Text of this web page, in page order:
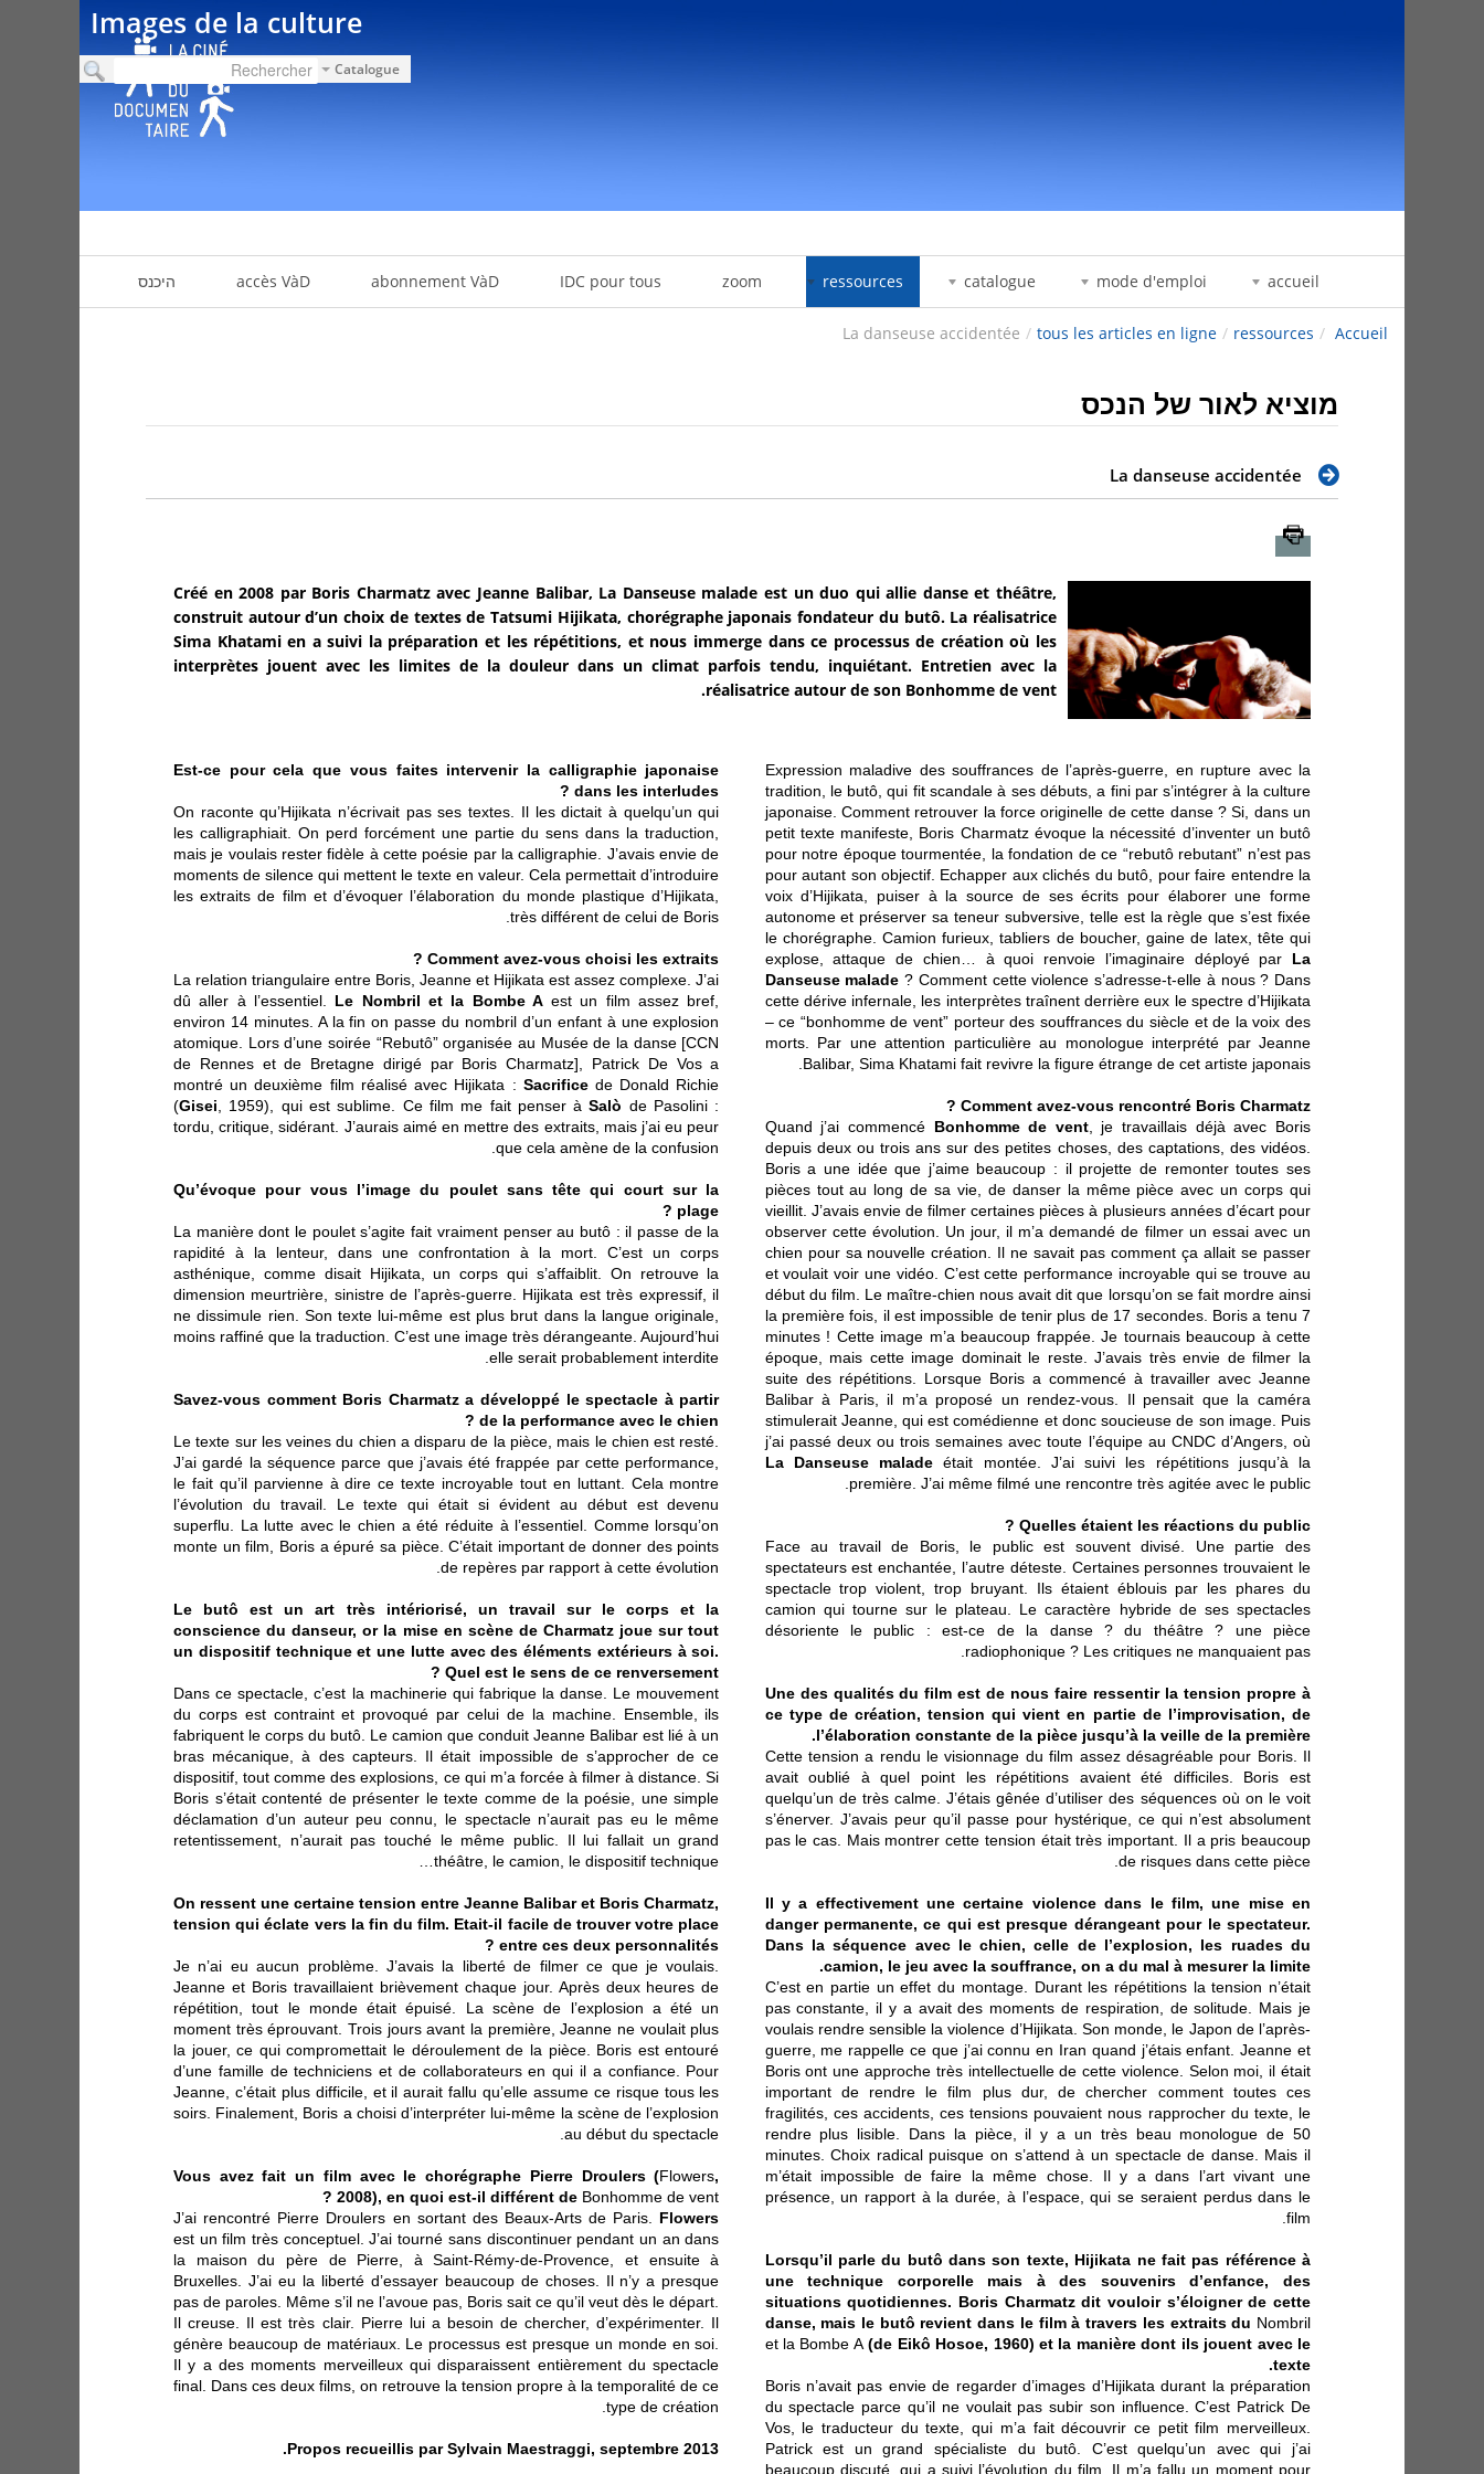
Images de la culture
Catalogue
accueil
mode d'emploi
catalogue
ressources
zoom
IDC pour tous
abonnement VàD
accès VàD היכנס
Accueil
/
ressources
/
tous les articles en ligne
/
La danseuse accidentée
מוציא לאור של הנכס
La danseuse accidentée
Créé en 2008 par Boris Charmatz avec Jeanne Balibar, La Danseuse malade est un duo qui allie danse et théâtre,
construit autour d’un choix de textes de Tatsumi Hijikata, chorégraphe japonais fondateur du butô. La réalisatrice
Sima Khatami en a suivi la préparation et les répétitions, et nous immerge dans ce processus de création où les
interprètes jouent avec les limites de la douleur dans un climat parfois tendu, inquiétant. Entretien avec la
réalisatrice autour de son Bonhomme de vent.
Expression maladive des souffrances de l’après-guerre, en rupture avec la
tradition, le butô, qui fit scandale à ses débuts, a fini par s’intégrer à la culture
japonaise. Comment retrouver la force originelle de cette danse ? Si, dans un
petit texte manifeste, Boris Charmatz évoque la nécessité d’inventer un butô
pour notre époque tourmentée, la fondation de ce “rebutô rebutant” n’est pas
pour autant son objectif. Echapper aux clichés du butô, pour faire entendre la
voix d’Hijikata, puiser à la source de ses écrits pour élaborer une forme
autonome et préserver sa teneur subversive, telle est la règle que s’est fixée
le chorégraphe. Camion furieux, tabliers de boucher, gaine de latex, tête qui
explose, attaque de chien… à quoi renvoie l’imaginaire déployé par La
Danseuse malade ? Comment cette violence s’adresse-t-elle à nous ? Dans
cette dérive infernale, les interprètes traînent derrière eux le spectre d’Hijikata
– ce “bonhomme de vent” porteur des souffrances du siècle et de la voix des
morts. Par une attention particulière au monologue interprété par Jeanne
Balibar, Sima Khatami fait revivre la figure étrange de cet artiste japonais.
Comment avez-vous rencontré Boris Charmatz ?
Quand j’ai commencé Bonhomme de vent, je travaillais déjà avec Boris
depuis deux ou trois ans sur des petites choses, des captations, des vidéos.
Boris a une idée que j’aime beaucoup : il projette de remonter toutes ses
pièces tout au long de sa vie, de danser la même pièce avec un corps qui
vieillit. J’avais envie de filmer certaines pièces à plusieurs années d’écart pour
observer cette évolution. Un jour, il m’a demandé de filmer un essai avec un
chien pour sa nouvelle création. Il ne savait pas comment ça allait se passer
et voulait voir une vidéo. C’est cette performance incroyable qui se trouve au
début du film. Le maître-chien nous avait dit que lorsqu’on se fait mordre ainsi
la première fois, il est impossible de tenir plus de 17 secondes. Boris a tenu 7
minutes ! Cette image m’a beaucoup frappée. Je tournais beaucoup à cette
époque, mais cette image dominait le reste. J’avais très envie de filmer la
suite des répétitions. Lorsque Boris a commencé à travailler avec Jeanne
Balibar à Paris, il m’a proposé un rendez-vous. Il pensait que la caméra
stimulerait Jeanne, qui est comédienne et donc soucieuse de son image. Puis
j’ai passé deux ou trois semaines avec toute l’équipe au CNDC d’Angers, où
La Danseuse malade était montée. J’ai suivi les répétitions jusqu’à la
première. J’ai même filmé une rencontre très agitée avec le public.
Quelles étaient les réactions du public ?
Face au travail de Boris, le public est souvent divisé. Une partie des
spectateurs est enchantée, l’autre déteste. Certaines personnes trouvaient le
spectacle trop violent, trop bruyant. Ils étaient éblouis par les phares du
camion qui tourne sur le plateau. Le caractère hybride de ses spectacles
désoriente le public : est-ce de la danse ? du théâtre ? une pièce
radiophonique ? Les critiques ne manquaient pas.
Une des qualités du film est de nous faire ressentir la tension propre à
ce type de création, tension qui vient en partie de l’improvisation, de
l’élaboration constante de la pièce jusqu’à la veille de la première.
Cette tension a rendu le visionnage du film assez désagréable pour Boris. Il
avait oublié à quel point les répétitions avaient été difficiles. Boris est
quelqu’un de très calme. J’étais gênée d’utiliser des séquences où on le voit
s’énerver. J’avais peur qu’il passe pour hystérique, ce qui n’est absolument
pas le cas. Mais montrer cette tension était très important. Il a pris beaucoup
de risques dans cette pièce.
Il y a effectivement une certaine violence dans le film, une mise en
danger permanente, ce qui est presque dérangeant pour le spectateur.
Dans la séquence avec le chien, celle de l’explosion, les ruades du
camion, le jeu avec la souffrance, on a du mal à mesurer la limite.
C’est en partie un effet du montage. Durant les répétitions la tension n’était
pas constante, il y a avait des moments de respiration, de solitude. Mais je
voulais rendre sensible la violence d’Hijikata. Son monde, le Japon de l’après-
guerre, me rappelle ce que j’ai connu en Iran quand j’étais enfant. Jeanne et
Boris ont une approche très intellectuelle de cette violence. Selon moi, il était
important de rendre le film plus dur, de chercher comment toutes ces
fragilités, ces accidents, ces tensions pouvaient nous rapprocher du texte, le
rendre plus lisible. Dans la pièce, il y a un très beau monologue de 50
minutes. Choix radical puisque on s’attend à un spectacle de danse. Mais il
m’était impossible de faire la même chose. Il y a dans l’art vivant une
présence, un rapport à la durée, à l’espace, qui se seraient perdus dans le
film.
Lorsqu’il parle du butô dans son texte, Hijikata ne fait pas référence à
une technique corporelle mais à des souvenirs d’enfance, des
situations quotidiennes. Boris Charmatz dit vouloir s’éloigner de cette
danse, mais le butô revient dans le film à travers les extraits du Nombril
et la Bombe A(de Eikô Hosoe, 1960) et la manière dont ils jouent avec le
texte.
Boris n’avait pas envie de regarder d’images d’Hijikata durant la préparation
du spectacle parce qu’il ne voulait pas subir son influence. C’est Patrick De
Vos, le traducteur du texte, qui m’a fait découvrir ce petit film merveilleux.
Patrick est un grand spécialiste du butô. C’est quelqu’un avec qui j’ai
beaucoup discuté, qui a suivi l’évolution du film. Il m’a fallu un moment pour
Est-ce pour cela que vous faites intervenir la calligraphie japonaise
dans les interludes ?
On raconte qu’Hijikata n’écrivait pas ses textes. Il les dictait à quelqu’un qui
les calligraphiait. On perd forcément une partie du sens dans la traduction,
mais je voulais rester fidèle à cette poésie par la calligraphie. J’avais envie de
moments de silence qui mettent le texte en valeur. Cela permettait d’introduire
les extraits de film et d’évoquer l’élaboration du monde plastique d’Hijikata,
très différent de celui de Boris.
Comment avez-vous choisi les extraits ?
La relation triangulaire entre Boris, Jeanne et Hijikata est assez complexe. J’ai
dû aller à l’essentiel. Le Nombril et la Bombe Aest un film assez bref,
environ 14 minutes. A la fin on passe du nombril d’un enfant à une explosion
atomique. Lors d’une soirée “Rebutô” organisée au Musée de la danse [CCN
de Rennes et de Bretagne dirigé par Boris Charmatz], Patrick De Vos a
montré un deuxième film réalisé avec Hijikata : Sacrificede Donald Richie
(Gisei , 1959), qui est sublime. Ce film me fait penser àSalò de Pasolini :
tordu, critique, sidérant. J’aurais aimé en mettre des extraits, mais j’ai eu peur
que cela amène de la confusion.
Qu’évoque pour vous l’image du poulet sans tête qui court sur la
plage ?
La manière dont le poulet s’agite fait vraiment penser au butô : il passe de la
rapidité à la lenteur, dans une confrontation à la mort. C’est un corps
asthénique, comme disait Hijikata, un corps qui s’affaiblit. On retrouve la
dimension meurtrière, sinistre de l’après-guerre. Hijikata est très expressif, il
ne dissimule rien. Son texte lui-même est plus brut dans la langue originale,
moins raffiné que la traduction. C’est une image très dérangeante. Aujourd’hui
elle serait probablement interdite.
Savez-vous comment Boris Charmatz a développé le spectacle à partir
de la performance avec le chien ?
Le texte sur les veines du chien a disparu de la pièce, mais le chien est resté.
J’ai gardé la séquence parce que j’avais été frappée par cette performance,
le fait qu’il parvienne à dire ce texte incroyable tout en luttant. Cela montre
l’évolution du travail. Le texte qui était si évident au début est devenu
superflu. La lutte avec le chien a été réduite à l’essentiel. Comme lorsqu’on
monte un film, Boris a épuré sa pièce. C’était important de donner des points
de repères par rapport à cette évolution.
Le butô est un art très intériorisé, un travail sur le corps et la
conscience du danseur, or la mise en scène de Charmatz joue sur tout
un dispositif technique et une lutte avec des éléments extérieurs à soi.
Quel est le sens de ce renversement ?
Dans ce spectacle, c’est la machinerie qui fabrique la danse. Le mouvement
du corps est contraint et provoqué par celui de la machine. Ensemble, ils
fabriquent le corps du butô. Le camion que conduit Jeanne Balibar est lié à un
bras mécanique, à des capteurs. Il était impossible de s’approcher de ce
dispositif, tout comme des explosions, ce qui m’a forcée à filmer à distance. Si
Boris s’était contenté de présenter le texte comme de la poésie, une simple
déclamation d’un auteur peu connu, le spectacle n’aurait pas eu le même
retentissement, n’aurait pas touché le même public. Il lui fallait un grand
théâtre, le camion, le dispositif technique…
On ressent une certaine tension entre Jeanne Balibar et Boris Charmatz,
tension qui éclate vers la fin du film. Etait-il facile de trouver votre place
entre ces deux personnalités ?
Je n’ai eu aucun problème. J’avais la liberté de filmer ce que je voulais.
Jeanne et Boris travaillaient brièvement chaque jour. Après deux heures de
répétition, tout le monde était épuisé. La scène de l’explosion a été un
moment très éprouvant. Trois jours avant la première, Jeanne ne voulait plus
la jouer, ce qui compromettait le déroulement de la pièce. Boris est entouré
d’une famille de techniciens et de collaborateurs en qui il a confiance. Pour
Jeanne, c’était plus difficile, et il aurait fallu qu’elle assume ce risque tous les
soirs. Finalement, Boris a choisi d’interpréter lui-même la scène de l’explosion
au début du spectacle.
Vous avez fait un film avec le chorégraphe Pierre Droulers (Flowers,
2008), en quoi est-il différent de Bonhomme de vent
?
J’ai rencontré Pierre Droulers en sortant des Beaux-Arts de Paris. Flowers
est un film très conceptuel. J’ai tourné sans discontinuer pendant un an dans
la maison du père de Pierre, à Saint-Rémy-de-Provence, et ensuite à
Bruxelles. J’ai eu la liberté d’essayer beaucoup de choses. Il n’y a presque
pas de paroles. Même s’il ne l’avoue pas, Boris sait ce qu’il veut dès le départ.
Il creuse. Il est très clair. Pierre lui a besoin de chercher, d’expérimenter. Il
génère beaucoup de matériaux. Le processus est presque un monde en soi.
Il y a des moments merveilleux qui disparaissent entièrement du spectacle
final. Dans ces deux films, on retrouve la tension propre à la temporalité de ce
type de création.
Propos recueillis par Sylvain Maestraggi, septembre 2013.